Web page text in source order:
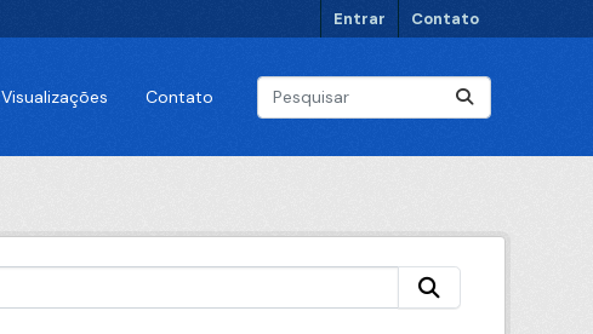
Entrar Contato
Visualizações Contato